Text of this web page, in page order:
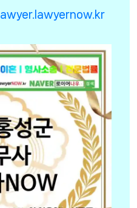
lawyer.lawyernow.kr